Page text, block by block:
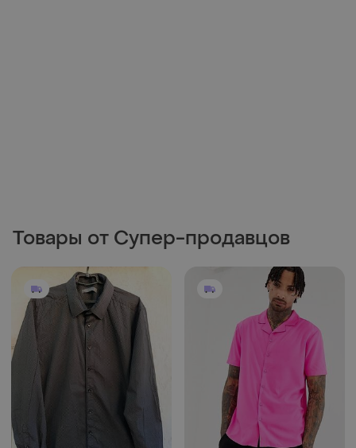
450 грн
Angelo Litrico
270 грн
2
243 грн с 11 авг.